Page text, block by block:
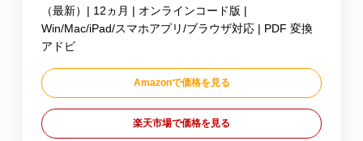
（最新）| 12ヵ月 | オンラインコード版 |
Win/Mac/iPad/スマホアプリ/ブラウザ対応 | PDF 変換
アドビ
Amazonで価格を見る
楽天市場で価格を見る